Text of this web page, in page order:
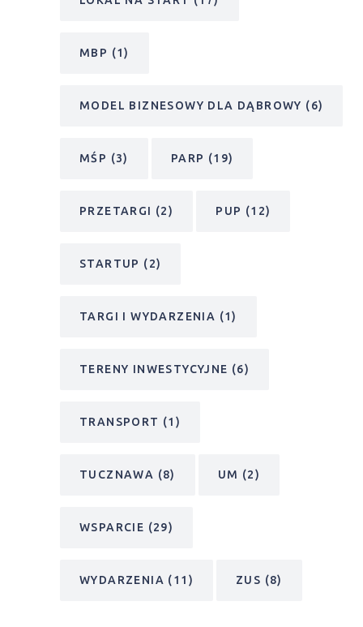
MBP (1)
MODEL BIZNESOWY DLA DĄBROWY (6)
MŚP (3) PARP (19)
PRZETARGI (2) PUP (12)
STARTUP (2)
TARGI I WYDARZENIA (1)
TERENY INWESTYCYJNE (6)
TRANSPORT (1)
TUCZNAWA (8) UM (2)
WSPARCIE (29)
WYDARZENIA (11) ZUS (8)